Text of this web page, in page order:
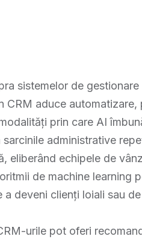
sistemelor de
aduce
prin care AI
administrative
echipele de
de machine learning
deveni clienți loiali sau
urile pot oferi